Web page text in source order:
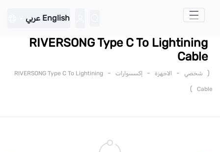
تخطي إلى المحتوى الرئيسي
English عربي
RIVERSONG Type C To Lightining
Cable
( شخصي - الاجهزة - إكسسوارات -
RIVERSONG Type C To Lightining
Cable
)